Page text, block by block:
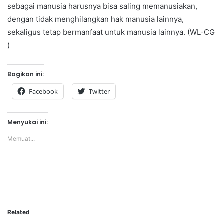
sebagai manusia harusnya bisa saling memanusiakan,
dengan tidak menghilangkan hak manusia lainnya,
sekaligus tetap bermanfaat untuk manusia lainnya. (WL-CG
)
Bagikan ini:
Facebook Twitter
Menyukai ini:
Memuat...
Related